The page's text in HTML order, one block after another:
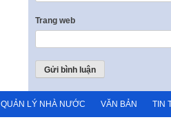
Trang web
QUẢN LÝ NHÀ NƯỚC VĂN BẢN TIN